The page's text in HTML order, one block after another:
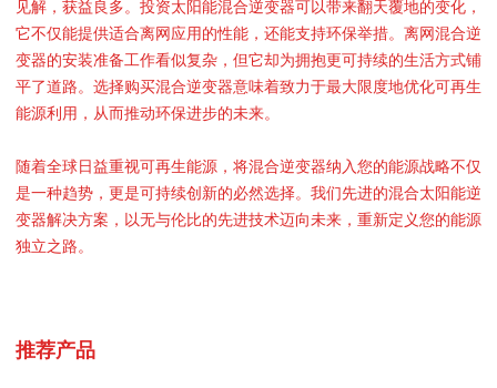
见解，获益良多。投资太阳能混合逆变器可以带来翻天覆地的变化，
它不仅能提供适合离网应用的性能，还能支持环保举措。离网混合逆
变器的安装准备工作看似复杂，但它却为拥抱更可持续的生活方式铺
平了道路。选择购买混合逆变器意味着致力于最大限度地优化可再生
能源利用，从而推动环保进步的未来。
随着全球日益重视可再生能源，将混合逆变器纳入您的能源战略不仅
是一种趋势，更是可持续创新的必然选择。我们先进的混合太阳能逆
变器解决方案，以无与伦比的先进技术迈向未来，重新定义您的能源
独立之路。
推荐产品